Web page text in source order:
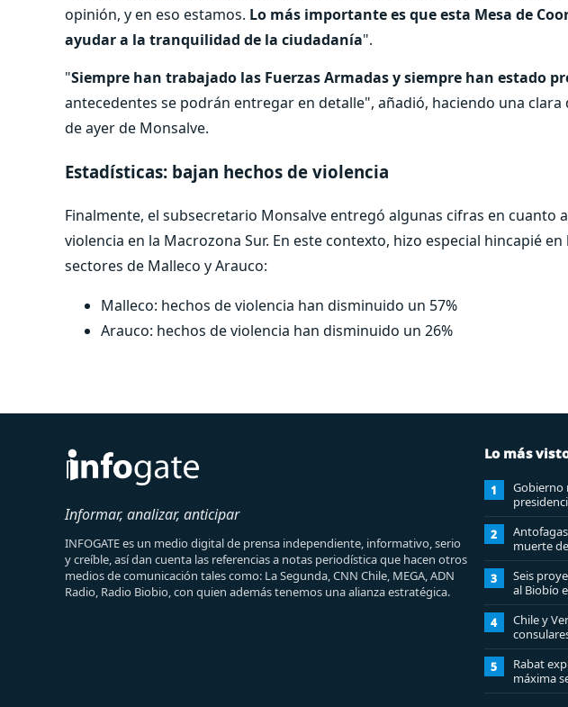
opinión, y en eso estamos. Lo más importante es que esta Mesa de
ayudar a la tranquilidad de la ciudadanía".
"Siempre han trabajado las Fuerzas Armadas y siempre han estado
antecedentes se podrán entregar en detalle", añadió, haciendo una
de ayer de Monsalve.
Estadísticas: bajan hechos de violencia
Finalmente, el subsecretario Monsalve entregó algunas cifras en cuanto
violencia en la Macrozona Sur. En este contexto, hizo especial hincapié
sectores de Malleco y Arauco:
Malleco: hechos de violencia han disminuido un 57%
Arauco: hechos de violencia han disminuido un 26%
Informar, analizar, anticipar
INFOGATE es un medio digital de prensa independiente, informativo, serio
y creíble, así dan cuenta las referencias a notas periodística que hacen otros
medios de comunicación tales como: La Segunda, CNN Chile, MEGA, ADN
Radio, Radio Biobio, con quien además tenemos una alianza estratégica.
Lo más
1
Gobierno
2
muerte
marinos
3
Seis
al Biobío
4
Chile y
5
Rabat
máxima